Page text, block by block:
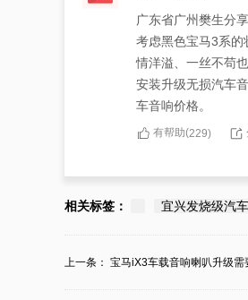
广东省广州樊生分
考虑黑色宝马3系
情洋溢、一丝不苟
安装升级无损汽车
车音响价格。
有帮助(229)
184****3338
广东省广州樊生有
相关标签： 宜兴发烧级汽
上一条： 宝马iX3车载音响喇叭升级需